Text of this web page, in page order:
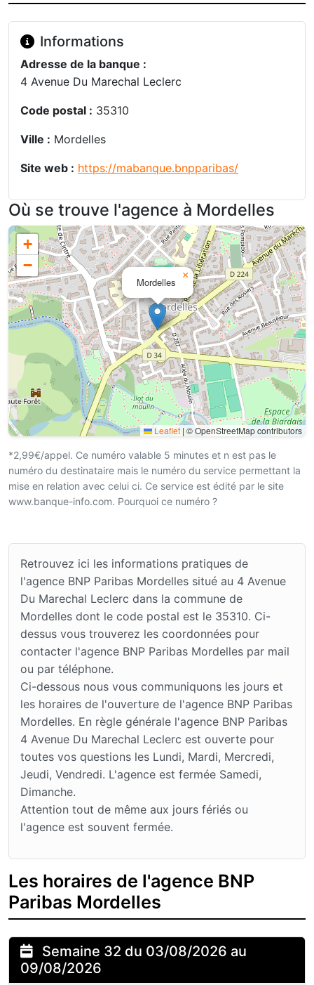
Informations
Adresse de la banque :
4 Avenue Du Marechal Leclerc
Code postal : 35310
Ville : Mordelles
Site web : https://mabanque.bnpparibas/
Où se trouve l'agence à Mordelles
Mordelles
×
+
−
Leaflet | © OpenStreetMap contributors
*2,99€/appel. Ce numéro valable 5 minutes et n est pas le
numéro du destinataire mais le numéro du service permettant la
mise en relation avec celui ci. Ce service est édité par le site
www.banque-info.com. Pourquoi ce numéro ?
Retrouvez ici les informations pratiques de
l'agence BNP Paribas Mordelles situé au 4 Avenue
Du Marechal Leclerc dans la commune de
Mordelles dont le code postal est le 35310. Ci-
dessus vous trouverez les coordonnées pour
contacter l'agence BNP Paribas Mordelles par mail
ou par téléphone.
Ci-dessous nous vous communiquons les jours et
les horaires de l'ouverture de l'agence BNP Paribas
Mordelles. En règle générale l'agence BNP Paribas
4 Avenue Du Marechal Leclerc est ouverte pour
toutes vos questions les Lundi, Mardi, Mercredi,
Jeudi, Vendredi. L'agence est fermée Samedi,
Dimanche.
Attention tout de même aux jours fériés ou
l'agence est souvent fermée.
Les horaires de l'agence BNP
Paribas Mordelles
Semaine 32 du 03/08/2026 au
09/08/2026